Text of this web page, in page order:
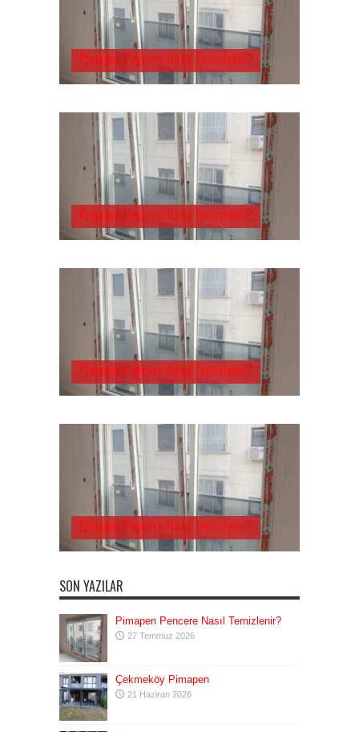
Pimapen Pencere Nasıl Temizlenir?
Pimapen Pencere Nasıl Temizlenir?
Pimapen Pencere Nasıl Temizlenir?
Pimapen Pencere Nasıl Temizlenir?
SON YAZILAR
Pimapen Pencere Nasıl Temizlenir?
27 Temmuz 2026
Çekmeköy Pimapen
21 Haziran 2026